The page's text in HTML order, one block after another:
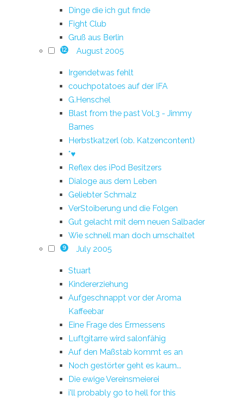
Dinge die ich gut finde
Fight Club
Gruß aus Berlin
12 August 2005
Irgendetwas fehlt
couchpotatoes auf der IFA
G.Henschel
Blast from the past Vol.3 - Jimmy
Barnes
Herbstkatzerl (ob. Katzencontent)
*♥
Reflex des iPod Besitzers
Dialoge aus dem Leben
Geliebter Schmalz
VerStoiberung und die Folgen
Gut gelacht mit dem neuen Salbader
Wie schnell man doch umschaltet
9 July 2005
Stuart
Kindererziehung
Aufgeschnappt vor der Aroma
Kaffeebar
Eine Frage des Ermessens
Luftgitarre wird salonfähig
Auf den Maßstab kommt es an
Noch gestörter geht es kaum...
Die ewige Vereinsmeierei
i'll probably go to hell for this